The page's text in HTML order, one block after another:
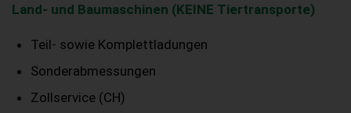
Land- und Baumaschinen (KEINE Tiertransporte)
Teil- sowie Komplettladungen
Sonderabmessungen
Zollservice (CH)